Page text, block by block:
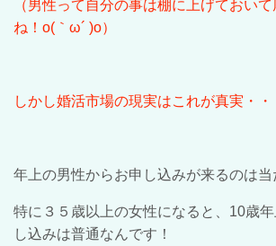
（男性って自分の事は棚に上げておい
ね！ o( ｀ ω´ )o）
しかし婚活市場の現実はこれが真実・・
年上の男性からお申し込みが来るのは当
特に３５歳以上の女性になると、 10歳
し込みは普通なんです！